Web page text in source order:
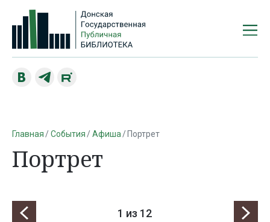
Главная События Афиша Портрет
Портрет
1 из 12